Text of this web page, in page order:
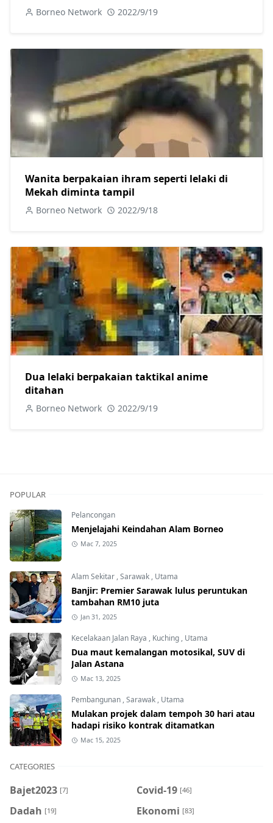
Borneo Network 2022/9/19
Wanita berpakaian ihram seperti lelaki di
Mekah diminta tampil
Borneo Network 2022/9/18
Dua lelaki berpakaian taktikal anime
ditahan
Borneo Network 2022/9/19
POPULAR
Pelancongan
Menjelajahi Keindahan Alam Borneo
Mac 7, 2025
Alam Sekitar ,Sarawak , Utama
Banjir: Premier Sarawak lulus peruntukan
tambahan RM10 juta
Jan 31, 2025
Kecelakaan Jalan Raya , Kuching , Utama
Dua maut kemalangan motosikal, SUV di
Jalan Astana
Mac 13, 2025
Pembangunan ,Sarawak , Utama
Mulakan projek dalam tempoh 30 hari atau
hadapi risiko kontrak ditamatkan
Mac 15, 2025
CATEGORIES
Bajet2023 [7] Covid-19 [46]
Dadah [19] Ekonomi [83]